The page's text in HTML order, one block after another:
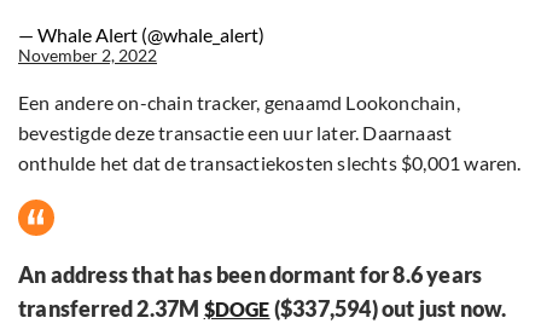
— Whale Alert (@whale_alert)
November 2, 2022
Een andere on-chain tracker, genaamd Lookonchain,
bevestigde deze transactie een uur later. Daarnaast
onthulde het dat de transactiekosten slechts $0,001 waren.
An address that has been dormant for 8.6 years
transferred 2.37M $DOGE ($337,594) out just now.